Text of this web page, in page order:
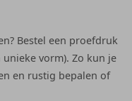
Bestel een proefdruk
vorm). Zo kun je
en rustig bepalen of